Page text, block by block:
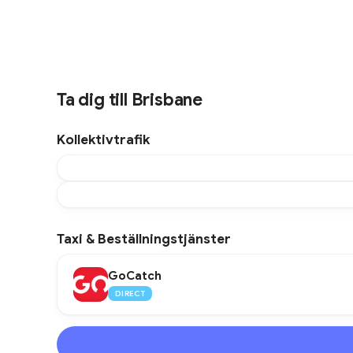
Ta dig till Brisbane
Kollektivtrafik
Taxi & Beställningstjänster
GoCatch
DIRECT